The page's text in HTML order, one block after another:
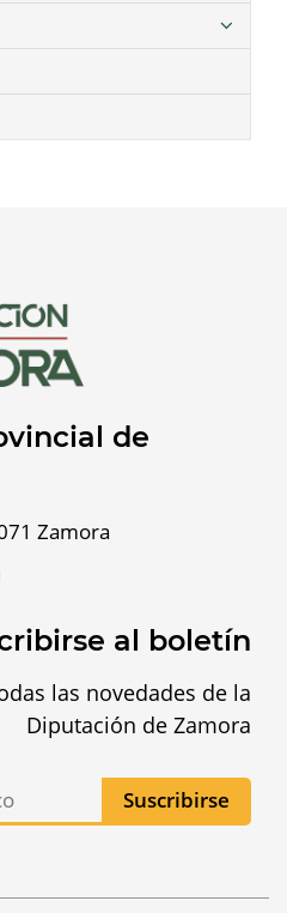
de
Zamora
al boletín
las novedades de la
Diputación de Zamora